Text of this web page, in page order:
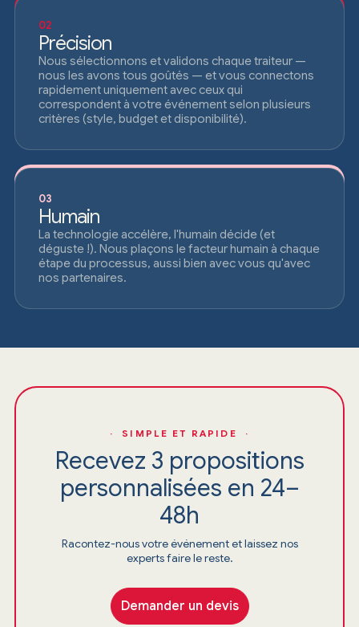
02
Précision
Nous sélectionnons et validons chaque traiteur —
nous les avons tous goûtés — et vous connectons
rapidement uniquement avec ceux qui
correspondent à votre événement selon plusieurs
critères (style, budget et disponibilité).
03
Humain
La technologie accélère, l'humain décide (et
déguste !). Nous plaçons le facteur humain à chaque
étape du processus, aussi bien avec vous qu'avec
nos partenaires.
· SIMPLE ET RAPIDE ·
Recevez 3 propositions
personnalisées en 24–
48h
Racontez-nous votre événement et laissez nos
experts faire le reste.
Demander un devis